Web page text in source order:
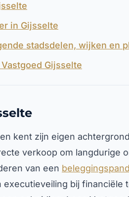
in Gijsselte
stadsdelen, wijken en
Gijsselte
kent zijn eigen
verkoop om langdurige
van een beleggingspand
executieveiling bij financiële